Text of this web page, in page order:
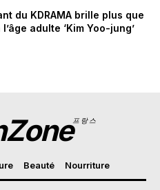
du KDRAMA brille plus que
adulte ‘Kim Yoo-jung’
프랑스
Beauté Nourriture